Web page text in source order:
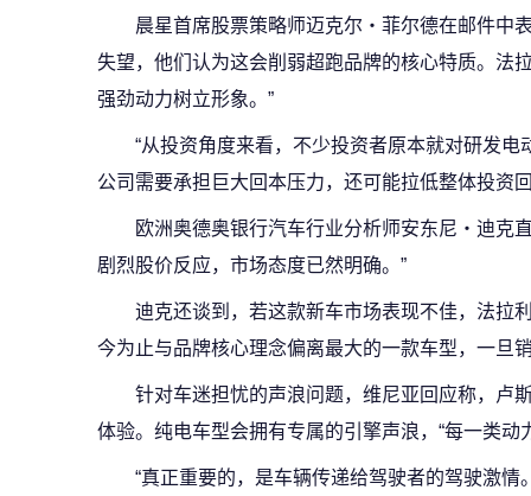
晨星首席股票策略师迈克尔・菲尔德在邮件中
失望，他们认为这会削弱超跑品牌的核心特质。法
强劲动力树立形象。”
“从投资角度来看，不少投资者原本就对研发
公司需要承担巨大回本压力，还可能拉低整体投资
欧洲奥德奥银行汽车行业分析师安东尼・迪克
剧烈股价反应，市场态度已然明确。”
迪克还谈到，若这款新车市场表现不佳，法拉
今为止与品牌核心理念偏离最大的一款车型，一旦
针对车迷担忧的声浪问题，维尼亚回应称，卢
体验。纯电车型会拥有专属的引擎声浪，“每一类动
“真正重要的，是车辆传递给驾驶者的驾驶激情